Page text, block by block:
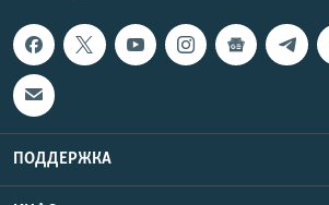
ПОДДЕРЖКА